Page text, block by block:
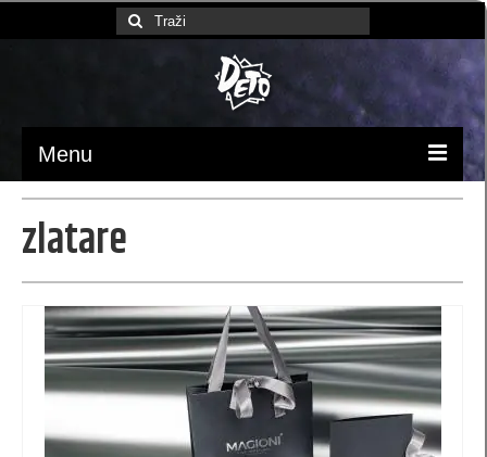
Search
for:
Menu
Ambalaža / pakovanje
luksuzne kese
Papirne kese (MB)
kese 370x245x90 (MBX)
kesa 230 x 220 x 100 (XB)
zlatare